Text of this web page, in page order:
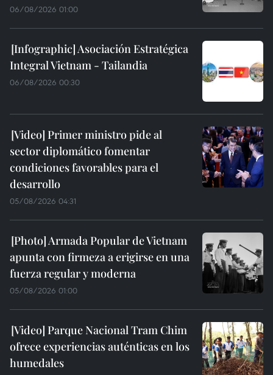
06/08/2026 01:00
Asociación Estratégica
Integral Vietnam - Tailandia
06/08/2026 00:30
Primer ministro pide al
sector diplomático fomentar
condiciones favorables para el
desarrollo
05/08/2026 04:31
Armada Popular de Vietnam
apunta con firmeza a erigirse en una
fuerza regular y moderna
05/08/2026 01:00
Parque Nacional Tram Chim
ofrece experiencias auténticas en los
humedales